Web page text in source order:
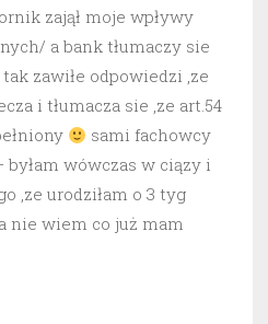
zajął moje wpływy
a bank tłumaczy sie
zawiłe odpowiedzi ,ze
i tłumacza sie ,ze art.54
sami fachowcy
wówczas w ciązy i
,ze urodziłam o 3 tyg
nie wiem co już mam